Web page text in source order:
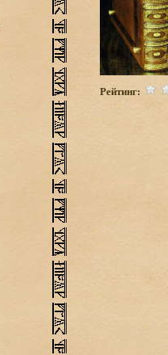
Рейтинг: